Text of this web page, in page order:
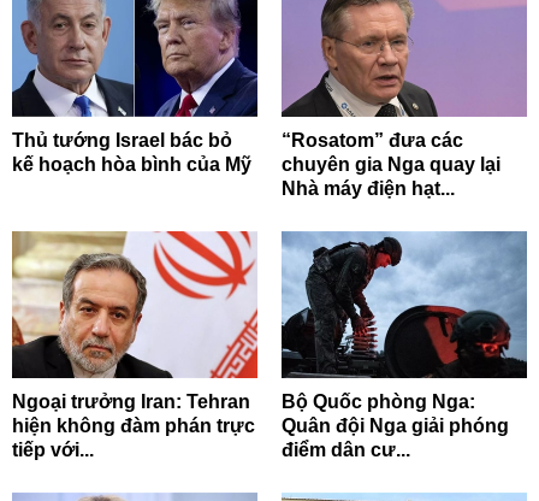
Thủ tướng Israel bác bỏ
kế hoạch hòa bình của Mỹ
“Rosatom” đưa các
chuyên gia Nga quay lại
Nhà máy điện hạt...
Ngoại trưởng Iran: Tehran
hiện không đàm phán trực
tiếp với...
Bộ Quốc phòng Nga:
Quân đội Nga giải phóng
điểm dân cư...